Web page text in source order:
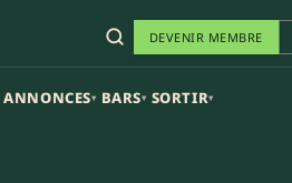
DEVENIR MEMBRE
ANNONCES▾ BARS▾ SORTIR▾